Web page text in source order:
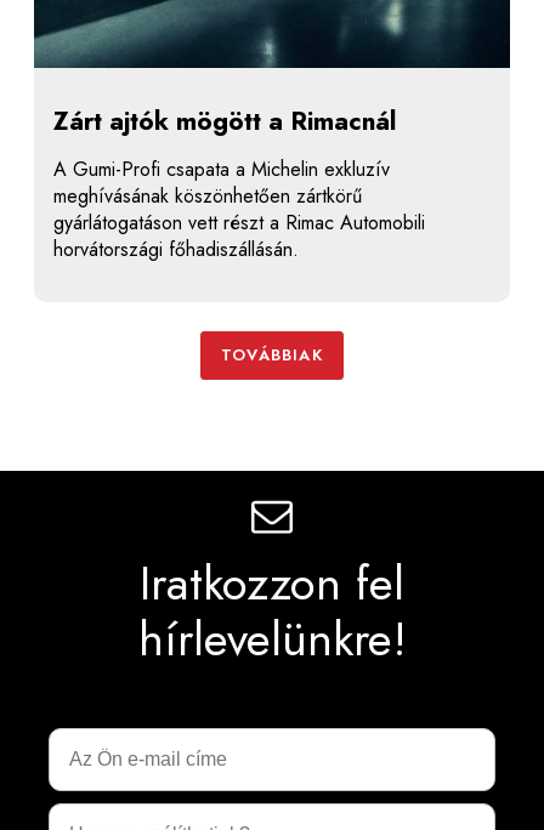
Zárt ajtók mögött a Rimacnál
A Gumi-Profi csapata a Michelin exkluzív
meghívásának köszönhetően zártkörű
gyárlátogatáson vett részt a Rimac Automobili
horvátországi főhadiszállásán.
TOVÁBBIAK
Iratkozzon fel
hírlevelünkre!